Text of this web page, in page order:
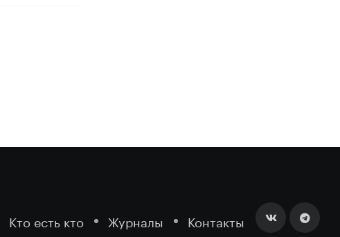
Кто есть кто Журналы Контакты